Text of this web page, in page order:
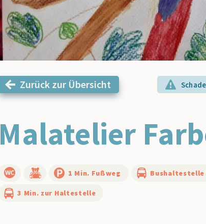
Zurück zur Übersicht
Malatelier
1 Min. Fußweg
3 Min. zur Haltestelle